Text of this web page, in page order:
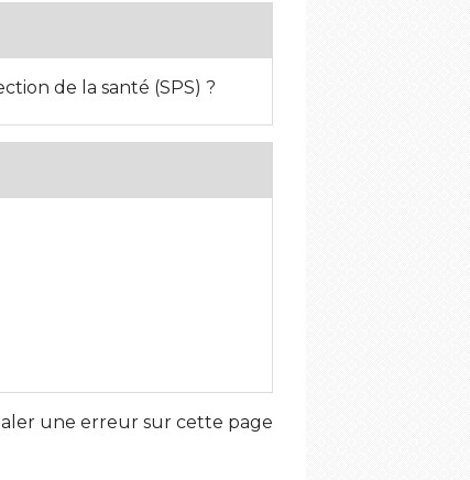
de la santé (SPS) ?
une erreur sur cette page